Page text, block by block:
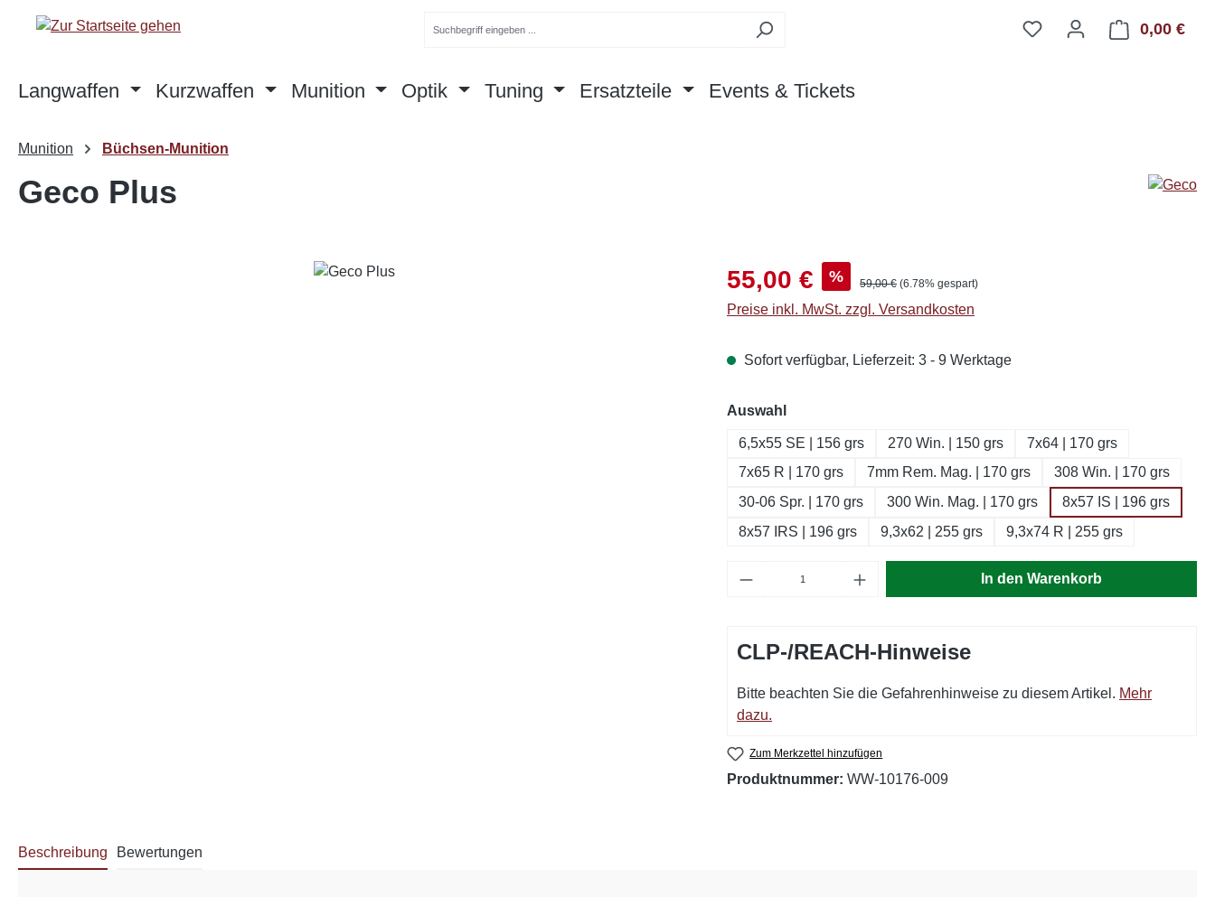
Hauptinhalt springen
Zur Suche springen
Zur Hauptnavigation springen 0,00 €
Langwaffen Kurzwaffen Munition Optik Tuning Ersatzteile Events & Tickets
Munition Büchsen-Munition
Geco Plus
Verkaufspreis:
55,00 € % Regulärer Preis:
59,00 € (6.78% gespart)
Preise inkl. MwSt. zzgl. Versandkosten
Sofort verfügbar, Lieferzeit: 3 - 9 Werktage
Auswahl auswählen
6,5x55 SE | 156 grs 270 Win. | 150 grs
7x64 | 170 grs
7x65 R | 170 grs
7mm Rem. Mag. | 170 grs
308 Win. | 170 grs
30-06 Spr. | 170 grs
300 Win. Mag. | 170 grs
8x57 IS | 196 grs
8x57 IRS | 196 grs
9,3x62 | 255 grs 9,3x74 R | 255 grs
Produkt Anzahl: Gib den gewünschten Wert ein
In den Warenkorb
CLP-/REACH-Hinweise
Bitte beachten Sie die Gefahrenhinweise zu diesem Artikel. Mehr
dazu.
Zum Merkzettel hinzufügen
Produktnummer: WW-10176-009
Beschreibung Bewertungen